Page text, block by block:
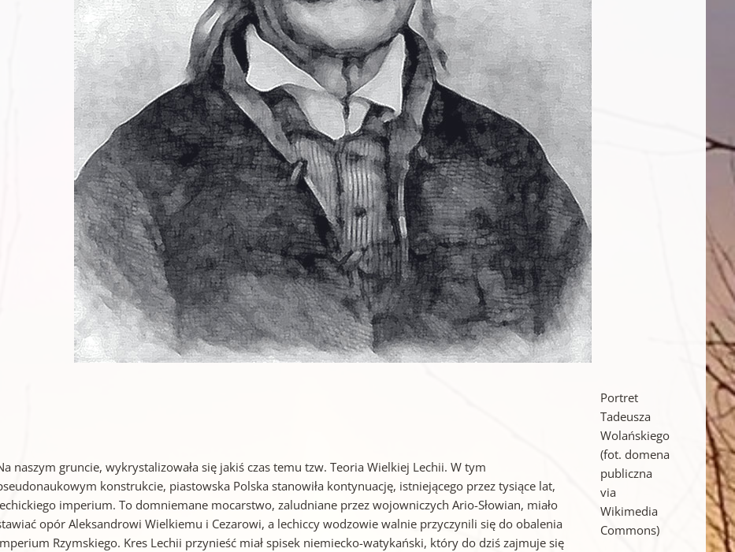
Portret
Tadeusza
Wolańskiego
(fot. domena
publiczna
via
Wikimedia
Commons)
naszym gruncie, wykrystalizowała się jakiś czas temu tzw. Teoria Wielkiej Lechii. W tym
konstrukcie, piastowska Polska stanowiła kontynuację, istniejącego przez tysiące lat,
imperium. To domniemane mocarstwo, zaludniane przez wojowniczych Ario-Słowian, miało
opór Aleksandrowi Wielkiemu i Cezarowi, a lechiccy wodzowie walnie przyczynili się do obalenia
Rzymskiego. Kres Lechii przynieść miał spisek niemiecko-watykański, który do dziś zajmuje się